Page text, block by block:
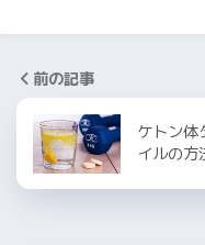
前の記事
ケトン体
イルの方